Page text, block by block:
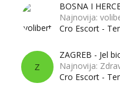
BOSNA I
Najnovija:
Cro Escort -
Z
ZAGREB - Jel
Najnovija:
Cro Escort -